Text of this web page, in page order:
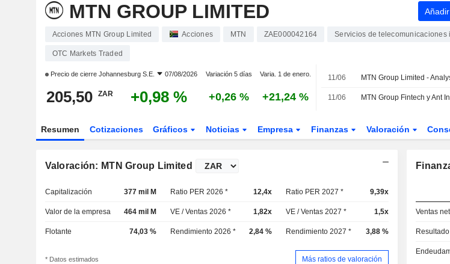
MTN GROUP LIMITED
Acciones MTN Group Limited Acciones MTN ZAE000042164 Servicios de telecomunicaciones
OTC Markets Traded
Precio de cierre Johannesburg S.E. 07/08/2026 Variación 5 días Varia. 1 de enero.
205,50 ZAR +0,98 % +0,26 % +21,24 %
11/06 MTN Group Limited -
11/06
Resumen Cotizaciones Gráficos Noticias Empresa Finanzas Valoración
Valoración: MTN Group Limited
Capitalización 377 mil M Ratio PER 2026 * 12,4x Ratio PER 2027 * 9,39x
Valor de la empresa 464 mil M VE / Ventas 2026 * 1,82x VE / Ventas 2027 * 1,5x
Flotante 74,03 % Rendimiento 2026 * 2,84 % Rendimiento 2027 * 3,88 %
* Datos estimados Más ratios de valoración
Ventas